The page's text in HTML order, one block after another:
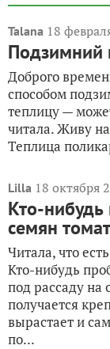
Talana 18
Подзимний
Доброго
способом
теплицу —
читала. Живу
Теплица
Lilla 18 октября
Кто-
семян
Читала, что
Кто-нибудь
под рассаду на
получается
вырастает и
по...